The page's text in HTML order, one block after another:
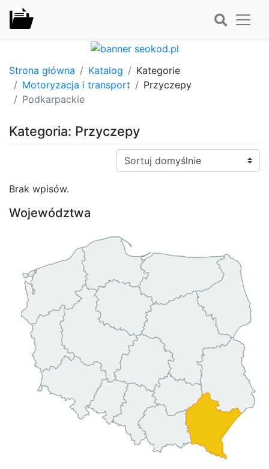
Strona główna Katalog
Kategorie
Motoryzacja i transport
Przyczepy
Podkarpackie
Kategoria: Przyczepy
Sortuj:
Brak wpisów.
Województwa